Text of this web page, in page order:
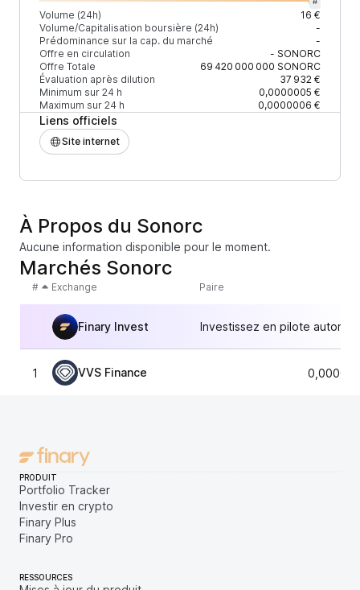
Volume (24h)
16 €
Volume/Capitalisation boursière (24h)
-
Prédominance sur la cap. du marché
-
Offre en circulation
- SONORC
Offre Totale
69 420 000 000 SONORC
Évaluation après dilution
37 932 €
Minimum sur 24 h
0,0000005 €
Maximum sur 24 h
0,0000006 €
Liens officiels
Site internet
À Propos du Sonorc
Aucune information disponible pour le moment.
Marchés Sonorc
# Exchange Paire
Finary Invest Investissez en pilote
1 VVS Finance
PRODUIT
Portfolio Tracker
Investir en crypto
Finary Plus
Finary Pro
RESSOURCES